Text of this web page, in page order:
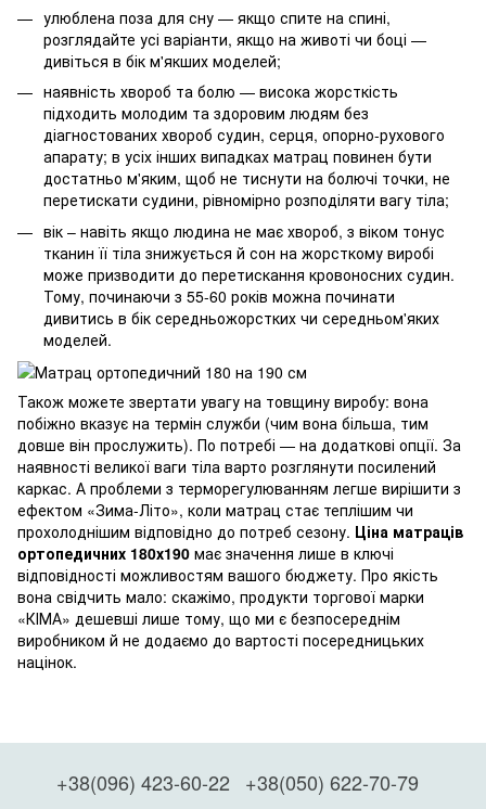
улюблена поза для сну — якщо спите на спині,
розглядайте усі варіанти, якщо на животі чи боці —
дивіться в бік м'якших моделей;
наявність хвороб та болю — висока жорсткість
підходить молодим та здоровим людям без
діагностованих хвороб судин, серця, опорно-рухового
апарату; в усіх інших випадках матрац повинен бути
достатньо м'яким, щоб не тиснути на болючі точки, не
перетискати судини, рівномірно розподіляти вагу тіла;
вік – навіть якщо людина не має хвороб, з віком тонус
тканин її тіла знижується й сон на жорсткому виробі
може призводити до перетискання кровоносних судин.
Тому, починаючи з 55-60 років можна починати
дивитись в бік середньожорстких чи середньом'яких
моделей.
Також можете звертати увагу на товщину виробу: вона
побіжно вказує на термін служби (чим вона більша, тим
довше він прослужить). По потребі — на додаткові опції. За
наявності великої ваги тіла варто розглянути посилений
каркас. А проблеми з терморегулюванням легше вирішити з
ефектом «Зима-Літо», коли матрац стає теплішим чи
прохолоднішим відповідно до потреб сезону. Ціна матраців
ортопедичних 180х190 має значення лише в ключі
відповідності можливостям вашого бюджету. Про якість
вона свідчить мало: скажімо, продукти торгової марки
«КІМА» дешевші лише тому, що ми є безпосереднім
виробником й не додаємо до вартості посередницьких
націнок.
+38(096) 423-60-22 +38(050) 622-70-79